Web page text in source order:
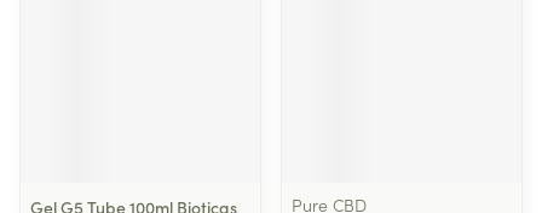
Gel G5 Tube 100ml Bioticas
Pure CBD